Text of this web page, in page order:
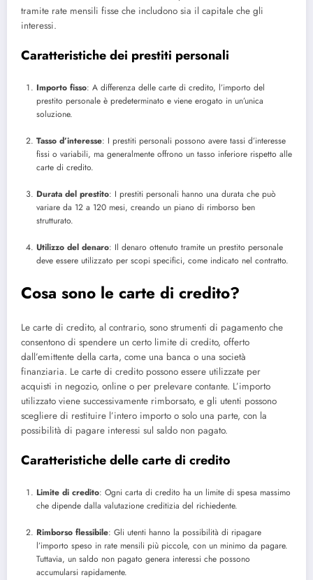
tramite rate mensili fisse che includono sia il capitale che gli
interessi.
Caratteristiche dei prestiti personali
Importo fisso: A differenza delle carte di credito, l’importo del
prestito personale è predeterminato e viene erogato in un’unica
soluzione.
Tasso d’interesse: I prestiti personali possono avere tassi d’interesse
fissi o variabili, ma generalmente offrono un tasso inferiore rispetto alle
carte di credito.
Durata del prestito: I prestiti personali hanno una durata che può
variare da 12 a 120 mesi, creando un piano di rimborso ben
strutturato.
Utilizzo del denaro: Il denaro ottenuto tramite un prestito personale
deve essere utilizzato per scopi specifici, come indicato nel contratto.
Cosa sono le carte di credito?
Le carte di credito, al contrario, sono strumenti di pagamento che
consentono di spendere un certo limite di credito, offerto
dall’emittente della carta, come una banca o una società
finanziaria. Le carte di credito possono essere utilizzate per
acquisti in negozio, online o per prelevare contante. L’importo
utilizzato viene successivamente rimborsato, e gli utenti possono
scegliere di restituire l’intero importo o solo una parte, con la
possibilità di pagare interessi sul saldo non pagato.
Caratteristiche delle carte di credito
Limite di credito: Ogni carta di credito ha un limite di spesa massimo
che dipende dalla valutazione creditizia del richiedente.
Rimborso flessibile: Gli utenti hanno la possibilità di ripagare
l’importo speso in rate mensili più piccole, con un minimo da pagare.
Tuttavia, un saldo non pagato genera interessi che possono
accumularsi rapidamente.